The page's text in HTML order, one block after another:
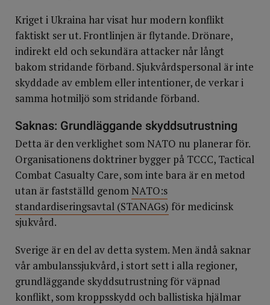
Kriget i Ukraina har visat hur modern konflikt
faktiskt ser ut. Frontlinjen är flytande. Drönare,
indirekt eld och sekundära attacker når långt
bakom stridande förband. Sjukvårdspersonal är inte
skyddade av emblem eller intentioner, de verkar i
samma hotmiljö som stridande förband.
Saknas: Grundläggande skyddsutrustning
Detta är den verklighet som NATO nu planerar för.
Organisationens doktriner bygger på TCCC, Tactical
Combat Casualty Care, som inte bara är en metod
utan är fastställd genomNATO:s
standardiseringsavtal (STANAGs) för medicinsk
sjukvård.
Sverige är en del av detta system. Men ändå saknar
vår ambulanssjukvård, i stort sett i alla regioner,
grundläggande skyddsutrustning för väpnad
konflikt, som kroppsskydd och ballistiska hjälmar